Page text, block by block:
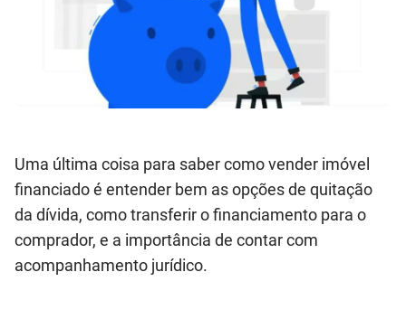
Uma última coisa para saber como vender imóvel
financiado é entender bem as opções de quitação
da dívida, como transferir o financiamento para o
comprador, e a importância de contar com
acompanhamento jurídico.